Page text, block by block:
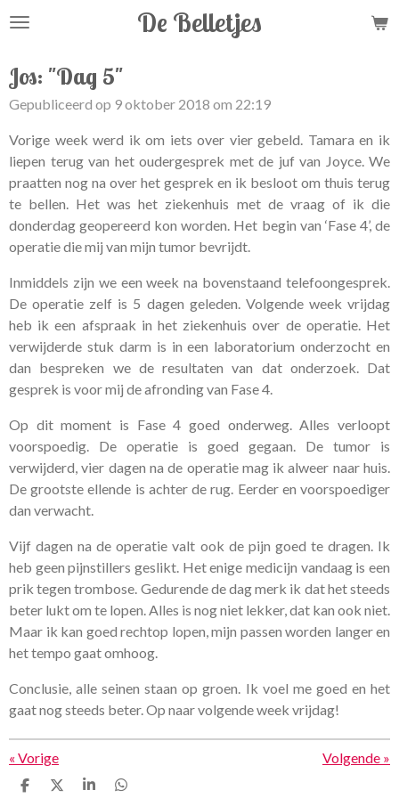
Ga
de
hoofdinhoud
De Belletjes
Jos: "Dag 5"
Gepubliceerd op 9 oktober 2018 om 22:19
Vorige week werd ik om iets over vier gebeld. Tamara en ik
liepen terug van het oudergesprek met de juf van Joyce. We
praatten nog na over het gesprek en ik besloot om thuis terug
te bellen. Het was het ziekenhuis met de vraag of ik die
donderdag geopereerd kon worden. Het begin van ‘Fase 4’, de
operatie die mij van mijn tumor bevrijdt.
Inmiddels zijn we een week na bovenstaand telefoongesprek.
De operatie zelf is 5 dagen geleden. Volgende week vrijdag
heb ik een afspraak in het ziekenhuis over de operatie. Het
verwijderde stuk darm is in een laboratorium onderzocht en
dan bespreken we de resultaten van dat onderzoek. Dat
gesprek is voor mij de afronding van Fase 4.
Op dit moment is Fase 4 goed onderweg. Alles verloopt
voorspoedig. De operatie is goed gegaan. De tumor is
verwijderd, vier dagen na de operatie mag ik alweer naar huis.
De grootste ellende is achter de rug. Eerder en voorspoediger
dan verwacht.
Vijf dagen na de operatie valt ook de pijn goed te dragen. Ik
heb geen pijnstillers geslikt. Het enige medicijn vandaag is een
prik tegen trombose. Gedurende de dag merk ik dat het steeds
beter lukt om te lopen. Alles is nog niet lekker, dat kan ook niet.
Maar ik kan goed rechtop lopen, mijn passen worden langer en
het tempo gaat omhoog.
Conclusie, alle seinen staan op groen. Ik voel me goed en het
gaat nog steeds beter. Op naar volgende week vrijdag!
« Vorige Volgende »
D
D
S
D